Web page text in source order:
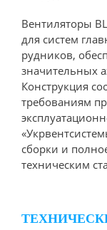
Вентиляторы
для систем
рудников,
значительных
Конструкция
требованиям
сборки и
техническим